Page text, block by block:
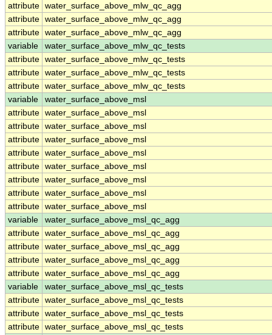
attribute water_surface_above_mlw_qc_agg
attribute water_surface_above_mlw_qc_agg
attribute water_surface_above_mlw_qc_agg
variable
water_surface_above_mlw_qc_tests
attribute water_surface_above_mlw_qc_tests
attribute water_surface_above_mlw_qc_tests
attribute water_surface_above_mlw_qc_tests
variable
water_surface_above_msl
attribute water_surface_above_msl
attribute water_surface_above_msl
attribute water_surface_above_msl
attribute water_surface_above_msl
attribute water_surface_above_msl
attribute water_surface_above_msl
attribute water_surface_above_msl
attribute water_surface_above_msl
variable
water_surface_above_msl_qc_agg
attribute water_surface_above_msl_qc_agg
attribute water_surface_above_msl_qc_agg
attribute water_surface_above_msl_qc_agg
attribute water_surface_above_msl_qc_agg
variable
water_surface_above_msl_qc_tests
attribute water_surface_above_msl_qc_tests
attribute water_surface_above_msl_qc_tests
attribute water_surface_above_msl_qc_tests